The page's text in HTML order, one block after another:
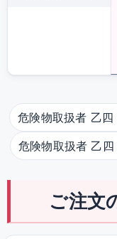
危険物取扱者 乙四
危険物取扱者 乙
ご注文